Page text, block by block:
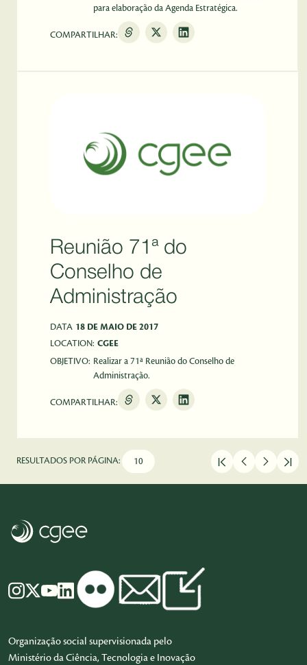
Tecnológica no setor de
Energia Elétrica
para elaboração da Agenda Estratégica.
COMPARTILHAR:
Reunião 71ª do
Conselho de
Administração
DATA 18 DE MAIO DE 2017
LOCATION: CGEE
OBJETIVO: Realizar a 71ª Reunião do Conselho de
Administração.
COMPARTILHAR:
RESULTADOS POR PÁGINA:
Organização social supervisionada pelo
Ministério da Ciência, Tecnologia e Inovação